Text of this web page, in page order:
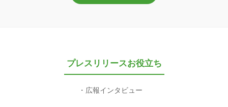
プレスリリースお役立ち
広報インタビュー